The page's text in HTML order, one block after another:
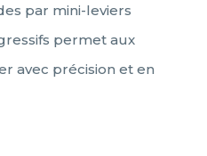
par mini-leviers
permet aux
avec précision et en